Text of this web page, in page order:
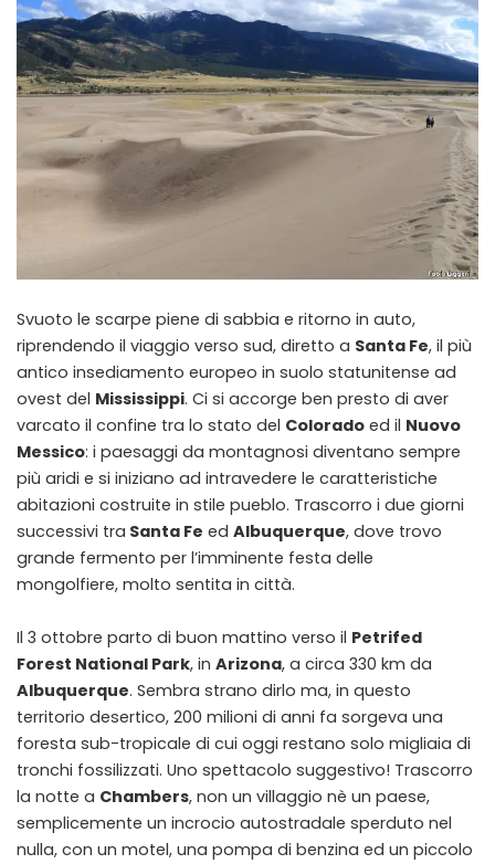
Svuoto le scarpe piene di sabbia e ritorno in auto,
riprendendo il viaggio verso sud, diretto a Santa Fe, il più
antico insediamento europeo in suolo statunitense ad
ovest del Mississippi. Ci si accorge ben presto di aver
varcato il confine tra lo stato del Colorado ed il Nuovo
Messico: i paesaggi da montagnosi diventano sempre
più aridi e si iniziano ad intravedere le caratteristiche
abitazioni costruite in stile pueblo. Trascorro i due giorni
successivi tra Santa Fe ed Albuquerque, dove trovo
grande fermento per l’imminente festa delle
mongolfiere, molto sentita in città.
Il 3 ottobre parto di buon mattino verso il Petrifed
Forest National Park, in Arizona, a circa 330 km da
Albuquerque. Sembra strano dirlo ma, in questo
territorio desertico, 200 milioni di anni fa sorgeva una
foresta sub-tropicale di cui oggi restano solo migliaia di
tronchi fossilizzati. Uno spettacolo suggestivo! Trascorro
la notte a Chambers, non un villaggio nè un paese,
semplicemente un incrocio autostradale sperduto nel
nulla, con un motel, una pompa di benzina ed un piccolo